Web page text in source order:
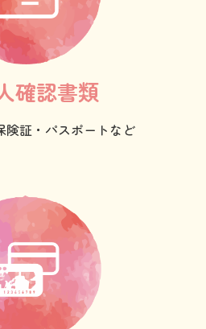
確認書類
険証・パスポートなど